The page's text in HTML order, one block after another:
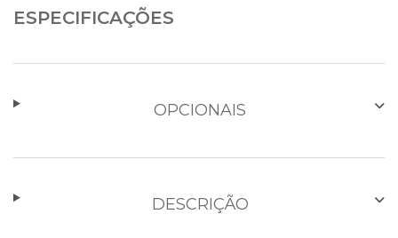
ESPECIFICAÇÕES
OPCIONAIS
DESCRIÇÃO